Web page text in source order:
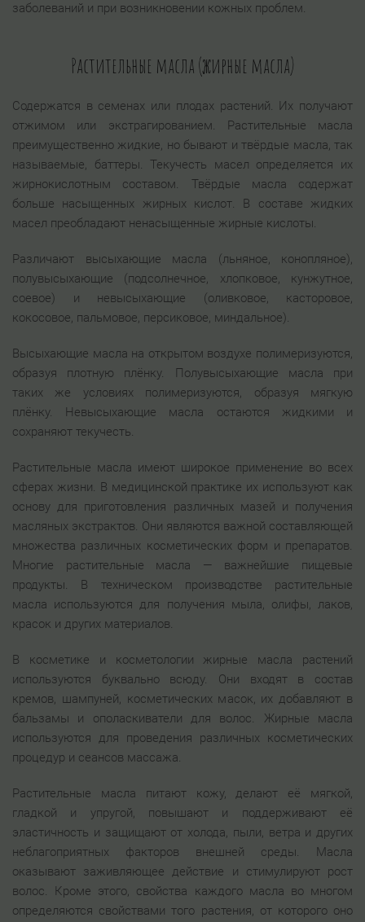
заболеваний и при возникновении кожных проблем.
Растительные масла (жирные масла)
Содержатся в семенах или плодах растений. Их получают
отжимом или экстрагированием. Растительные масла
преимущественно жидкие, но бывают и твёрдые масла, так
называемые, баттеры. Текучесть масел определяется их
жирнокислотным составом. Твёрдые масла содержат
больше насыщенных жирных кислот. В составе жидких
масел преобладают ненасыщенные жирные кислоты.
Различают высыхающие масла (льняное, конопляное),
полувысыхающие (подсолнечное, хлопковое, кунжутное,
соевое) и невысыхающие (оливковое, касторовое,
кокосовое, пальмовое, персиковое, миндальное).
Высыхающие масла на открытом воздухе полимеризуются,
образуя плотную плёнку. Полувысыхающие масла при
таких же условиях полимеризуются, образуя мягкую
плёнку. Невысыхающие масла остаются жидкими и
сохраняют текучесть.
Растительные масла имеют широкое применение во всех
сферах жизни. В медицинской практике их используют как
основу для приготовления различных мазей и получения
масляных экстрактов. Они являются важной составляющей
множества различных косметических форм и препаратов.
Многие растительные масла — важнейшие пищевые
продукты. В техническом производстве растительные
масла используются для получения мыла, олифы, лаков,
красок и других материалов.
В косметике и косметологии жирные масла растений
используются буквально всюду. Они входят в состав
кремов, шампуней, косметических масок, их добавляют в
бальзамы и ополаскиватели для волос. Жирные масла
используются для проведения различных косметических
процедур и сеансов массажа.
Растительные масла питают кожу, делают её мягкой,
гладкой и упругой, повышают и поддерживают её
эластичность и защищают от холода, пыли, ветра и других
неблагоприятных факторов внешней среды. Масла
оказывают заживляющее действие и стимулируют рост
волос. Кроме этого, свойства каждого масла во многом
определяются свойствами того растения, от которого оно